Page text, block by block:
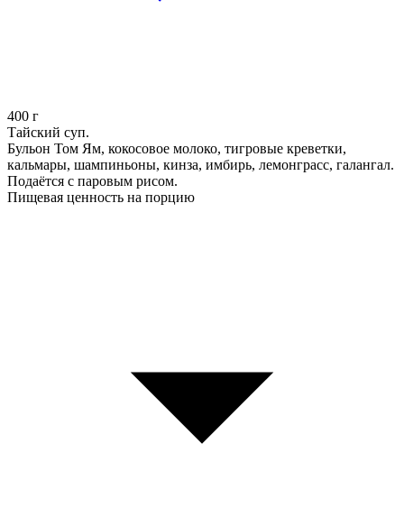
400 г
Тайский суп.
Бульон Том Ям, кокосовое молоко, тигровые креветки,
кальмары, шампиньоны, кинза, имбирь, лемонграсс, галангал.
Подаётся с паровым рисом.
Пищевая ценность на порцию